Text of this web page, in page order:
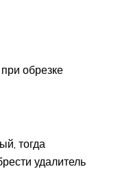
обрезке
тогда
удалитель